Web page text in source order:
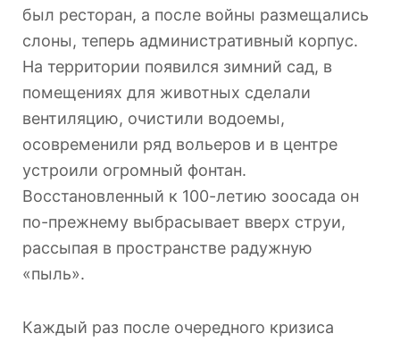
был ресторан, а после войны размещались
слоны, теперь административный корпус.
На территории появился зимний сад, в
помещениях для животных сделали
вентиляцию, очистили водоемы,
осовременили ряд вольеров и в центре
устроили огромный фонтан.
Восстановленный к 100-летию зоосада он
по-прежнему выбрасывает вверх струи,
рассыпая в пространстве радужную
«пыль».
Каждый раз после очередного кризиса